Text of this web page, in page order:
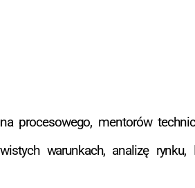
procesowego, mentorów
warunkach, analizę rynku,